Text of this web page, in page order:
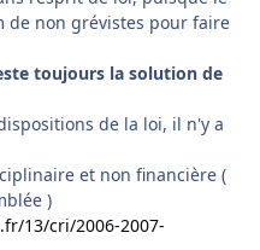
de non grévistes pour faire
toujours la solution de
de la loi, il n'y a
et non financière (
)
13/cri/2006-2007-